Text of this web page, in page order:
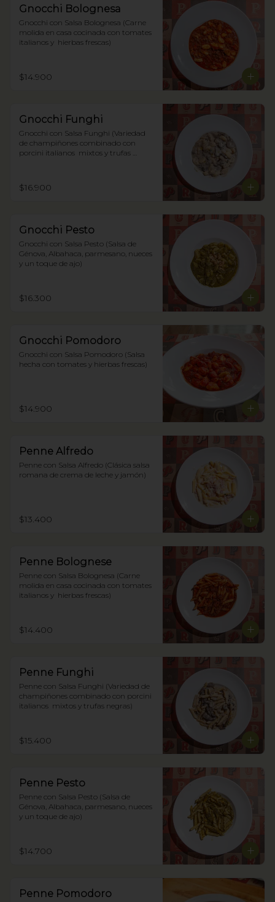
Gnocchi Bolognesa
Gnocchi con Salsa Bolognesa (Carne
molida en casa cocinada con tomates
italianos y  hierbas frescas)
$14.900
Gnocchi Funghi
Gnocchi con Salsa Funghi (Variedad
de champiñones combinado con
porcini italianos  mixtos y trufas
$16.900
Gnocchi Pesto
Gnocchi con Salsa Pesto (Salsa de
Génova, Albahaca, parmesano, nueces
y un toque de ajo)
$16.300
Gnocchi Pomodoro
Gnocchi con Salsa Pomodoro (Salsa
hecha con tomates y hierbas frescas)
$14.900
Penne Alfredo
Penne con Salsa Alfredo (Clásica salsa
romana de crema de leche y jamón)
$13.400
Penne Bolognese
Penne con Salsa Bolognesa (Carne
molida en casa cocinada con tomates
italianos y  hierbas frescas)
$14.400
Penne Funghi
Penne con Salsa Funghi (Variedad de
champiñones combinado con porcini
italianos  mixtos y trufas negras)
$15.400
Penne Pesto
Penne con Salsa Pesto (Salsa de
Génova, Albahaca, parmesano, nueces
y un toque de ajo)
$14.700
Penne Pomodoro